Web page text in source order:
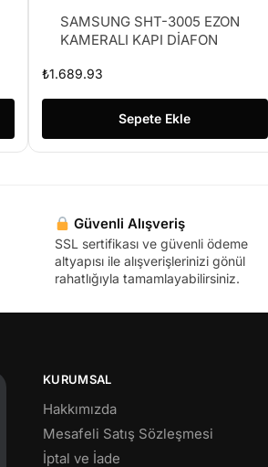
SAMSUNG SHT-3005 EZON
KAMERALI KAPI DİAFON
₺1.689.93
Sepete Ekle
Güvenli Alışveriş
SSL sertifikası ve güvenli ödeme
altyapısı ile alışverişlerinizi gönül
rahatlığıyla tamamlayabilirsiniz.
KURUMSAL
Hakkımızda
Mesafeli Satış Sözleşmesi
İptal ve İade